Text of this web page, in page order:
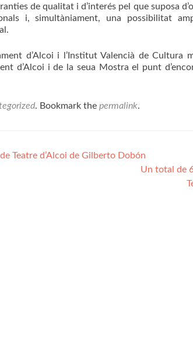
de qualitat i d’interés pel que suposa
i, simultàniament, una possibilitat
d’Alcoi i l’Institut Valencià de
d’Alcoi i de la seua Mostra el punt
. Bookmark the permalink.
Teatre d’Alcoi de Gilberto Dobón
Un total de